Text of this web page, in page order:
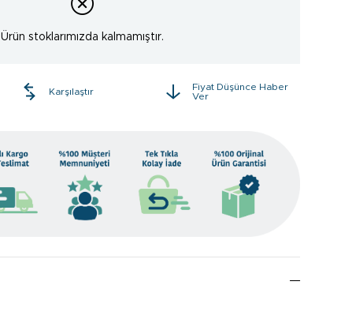
Ürün stoklarımızda kalmamıştır.
Karşılaştır
Fiyat Düşünce Haber
Ver